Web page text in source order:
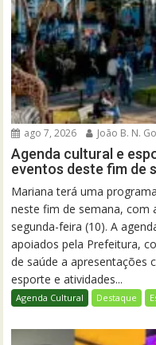
ago 7, 2026 João B. N.
Agenda cultural e
eventos deste fim de
Mariana terá uma
neste fim de semana, com
segunda-feira (10). A
apoiados pela Prefeitura,
de saúde a apresentações
esporte e atividades...
Agenda Cultural Destaque